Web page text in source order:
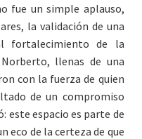
fue un simple aplauso,
la validación de una
fortalecimiento de la
llenas de una
con la fuerza de quien
de un compromiso
este espacio es parte de
eco de la certeza de que